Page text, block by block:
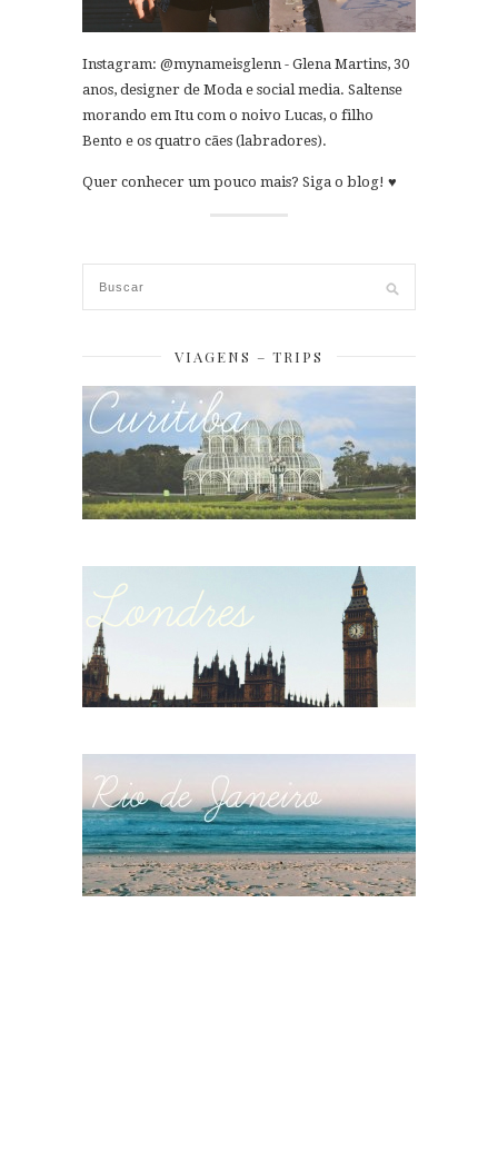
Instagram: @mynameisglenn - Glena Martins, 30
anos, designer de Moda e social media. Saltense
morando em Itu com o noivo Lucas, o filho
Bento e os quatro cães (labradores).
Quer conhecer um pouco mais? Siga o blog! ♥
VIAGENS – TRIPS